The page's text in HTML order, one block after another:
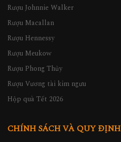
Rượu Johnnie Walker
Rượu Macallan
Rượu Hennessy
Rượu Meukow
Rượu Phong Thủy
Rượu Vương tài kim ngưu
Hộp quà Tết 2026
CHÍNH SÁCH VÀ QUY ĐỊNH